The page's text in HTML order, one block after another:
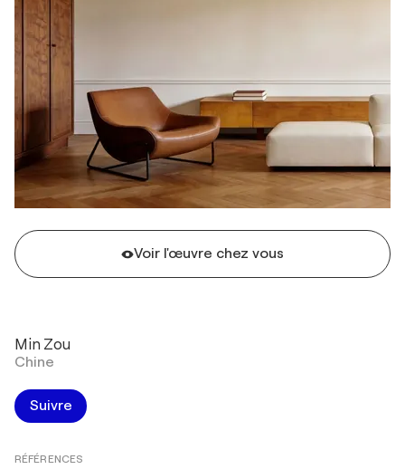
Voir l'œuvre chez vous
Min Zou
Chine
Suivre
RÉFÉRENCES